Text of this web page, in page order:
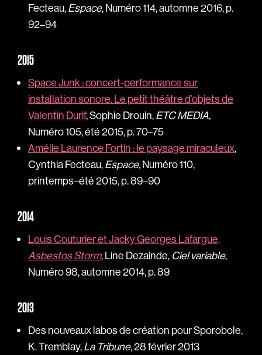
Fecteau,Espace, Numéro 114, automne 2016, p.
92–94
2015
Space Junk : concert-performance sur
installation sonore. Le petit théâtre d’objets de
Valentin Durif, Sophie Drouin,ETC MEDIA,
Numéro 105, été 2015, p. 70–75
Amélie Laurence Fortin : le paysage miraculeux,
Cynthia Fecteau,Espace, Numéro 110,
printemps–été 2015, p. 89–90
2014
Louis Couturier et Jacky Georges Lafargue,
Asbestos Storm, Line Dezainde, Ciel variable,
Numéro 98, automne 2014, p. 89
2013
Des nouveaux labos de création pour Sporobole,
K. Tremblay,La Tribune, 28 février 2013